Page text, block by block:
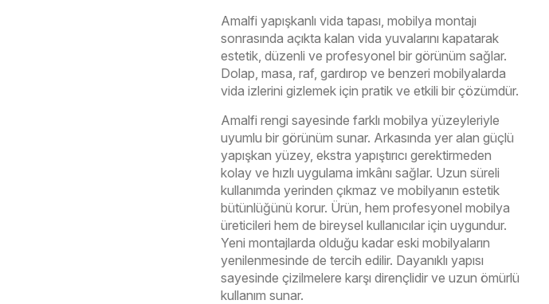
Amalfi yapışkanlı vida tapası, mobilya montajı
sonrasında açıkta kalan vida yuvalarını kapatarak
estetik, düzenli ve profesyonel bir görünüm sağlar.
Dolap, masa, raf, gardırop ve benzeri mobilyalarda
vida izlerini gizlemek için pratik ve etkili bir çözümdür.
Amalfi rengi sayesinde farklı mobilya yüzeyleriyle
uyumlu bir görünüm sunar. Arkasında yer alan güçlü
yapışkan yüzey, ekstra yapıştırıcı gerektirmeden
kolay ve hızlı uygulama imkânı sağlar. Uzun süreli
kullanımda yerinden çıkmaz ve mobilyanın estetik
bütünlüğünü korur. Ürün, hem profesyonel mobilya
üreticileri hem de bireysel kullanıcılar için uygundur.
Yeni montajlarda olduğu kadar eski mobilyaların
yenilenmesinde de tercih edilir. Dayanıklı yapısı
sayesinde çizilmelere karşı dirençlidir ve uzun ömürlü
kullanım sunar.